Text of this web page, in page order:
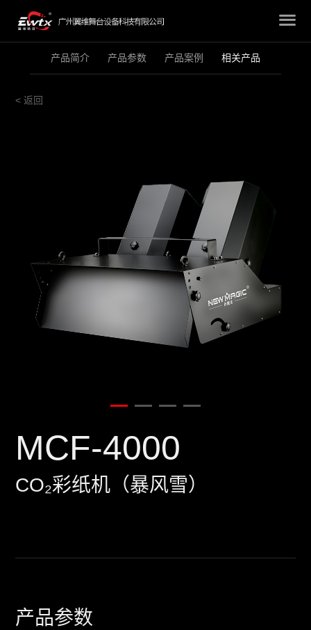
产品简介 产品参数 产品案例 相关产品
< 返回
MCF-4000
CO₂彩纸机（暴风雪）
产品参数